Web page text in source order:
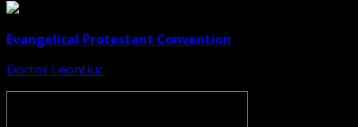
Evangelical Protestant Convention
Doctor Leontiuc